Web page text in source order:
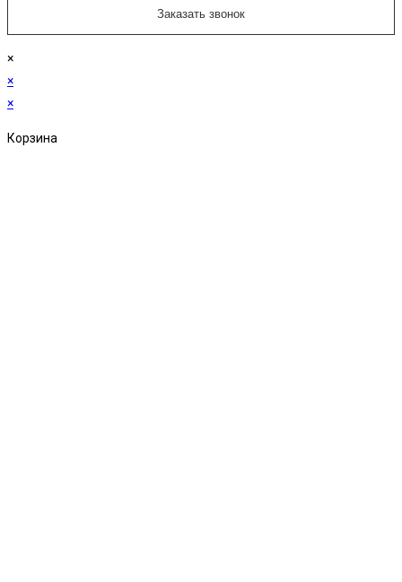
×
×
×
Корзина